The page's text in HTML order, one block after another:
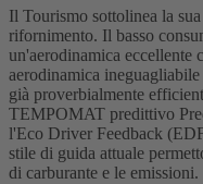
Il Tourismo sottolinea la
rifornimento. Il basso
un'aerodinamica eccellente
aerodinamica
già proverbialmente
TEMPOMAT predittivo
l'Eco Driver Feedback
stile di guida attuale
di carburante e le emissioni.